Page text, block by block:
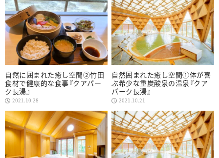
自然に囲まれた癒し空間②竹田
食材で健康的な食事『クアパー
ク長湯』
2021.10.28
自然囲まれた癒し空間①体が喜
ぶ希少な重炭酸泉の温泉『クア
パーク長湯』
2021.10.21